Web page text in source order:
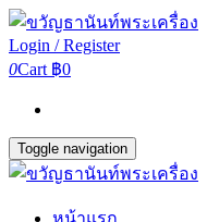
Login / Register
0Cart ฿0
Toggle navigation
หน้าแรก